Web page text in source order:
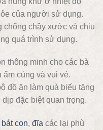
của người sử dụng.
chống chầy xước và chịu
quá trình sử dụng.
thông minh cho các bà
cúng và vui vẻ.
đồ ăn làm quà biếu tặng
đặc biệt quan trọng.
bát con, đĩa các lại phù